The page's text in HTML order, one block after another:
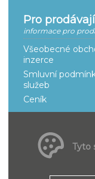
Pro
informace pro
Všeobecné
inzerce
Smluvní
služeb
Ceník
naše služby
Adresáře
Tyto